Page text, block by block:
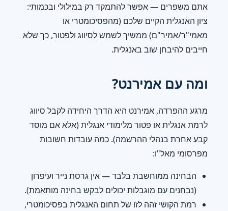
אתם משפרים — אפשר להתמקד רק במילולי ובכמותי:
ציון האנגלית הקיים שלכם (מהפסיכומטרי או
מאמי"ר/אמיר"ם) ממשיך לשמש לסיווג ולפטור, כך שלא
חייבים להיבחן שוב באנגלית.
ומה עם אמירנט?
מרגע ההפרדה, אמירנט היא הדרך היחידה לקבל סיווג
לרמת אנגלית או פטור מלימודי אנגלית (אלא אם מוסד
קבע אחרת בנהלי ההרשמה). כמה עובדות חשובות
מפרסומי מאל"ו:
הבחינה ממוחשבת בלבד — אין גרסת נייר ועיפרון
(נבחנים עם מוגבלות יכולים לבקש בחינה מותאמת).
רמת הקושי זהה לזו של תחום האנגלית בפסיכומטרי,